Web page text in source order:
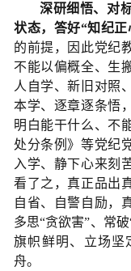
深研细悟、对
状态，答好“知纪正
的前提，因此党纪
不能以偏概全、生
人自学、新旧对照
本学、逐章逐条悟
明白能干什么、不
处分条例》等党纪
入学、静下心来刻
看了之，真正品出
自省、自警自励，
多思“贪欲害”、常
旗帜鲜明、立场坚
舟。